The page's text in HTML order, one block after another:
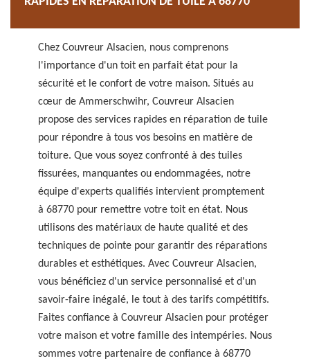
Chez Couvreur Alsacien, nous comprenons
l'importance d'un toit en parfait état pour la
sécurité et le confort de votre maison. Situés au
cœur de Ammerschwihr, Couvreur Alsacien
propose des services rapides en réparation de tuile
pour répondre à tous vos besoins en matière de
toiture. Que vous soyez confronté à des tuiles
fissurées, manquantes ou endommagées, notre
équipe d'experts qualifiés intervient promptement
à 68770 pour remettre votre toit en état. Nous
utilisons des matériaux de haute qualité et des
techniques de pointe pour garantir des réparations
durables et esthétiques. Avec Couvreur Alsacien,
vous bénéficiez d'un service personnalisé et d'un
savoir-faire inégalé, le tout à des tarifs compétitifs.
Faites confiance à Couvreur Alsacien pour protéger
votre maison et votre famille des intempéries. Nous
sommes votre partenaire de confiance à 68770